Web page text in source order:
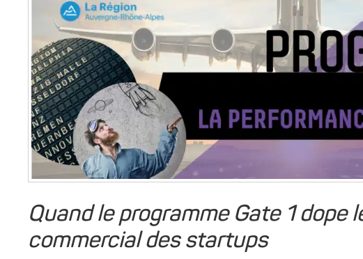
Quand le programme Gate 1 dope
commercial des startups